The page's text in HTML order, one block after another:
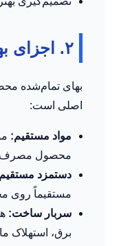
۲. اجزای بهای تمام‌شده
بهای تمام‌شده
اصلی است:
مواد مستقیم:
محصول مصرف
دستمزد
مستقیماً روی
سربار ساخت:
برق، استهلاک